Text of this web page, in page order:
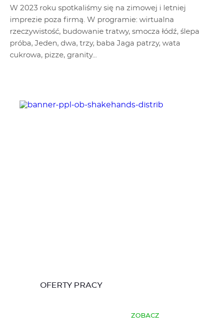
W 2023 roku spotkaliśmy się na zimowej i letniej
imprezie poza firmą. W programie: wirtualna
rzeczywistość, budowanie tratwy, smocza łódź, ślepa
próba, Jeden, dwa, trzy, baba Jaga patrzy, wata
cukrowa, pizze, granity...
OFERTY PRACY
ZOBACZ